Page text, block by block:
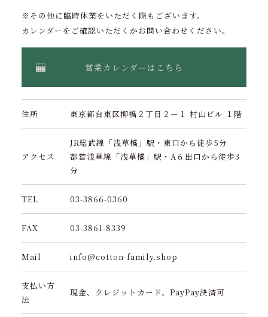
※その他に臨時休業をいただく際もございます。
カレンダーをご確認いただくかお問い合わせください。
営業カレンダーはこちら
住所 東京都台東区柳橋２丁目２－１ 村山ビル １階
アクセス
JR総武線「浅草橋」駅・東口から徒歩5分
都営浅草線「浅草橋」駅・A６出口から徒歩3
分
TEL 03-3866-0360
FAX 03-3861-8339
Mail info@cotton-family.shop
支払い方
法
現金、クレジットカード、PayPay決済可